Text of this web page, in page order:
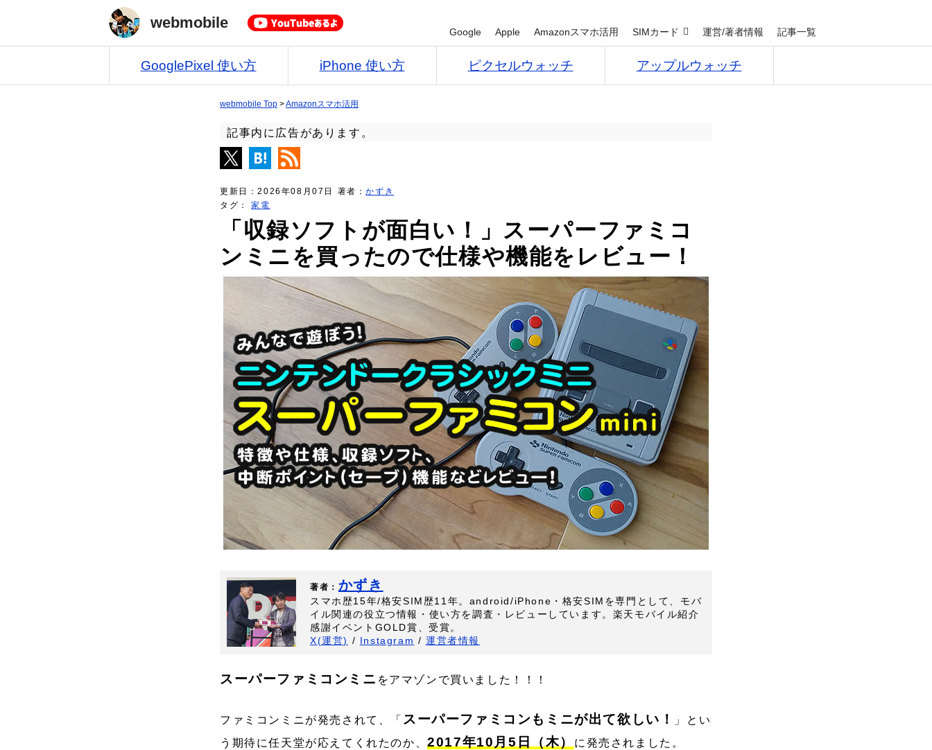
webmobile
Google Apple Amazonスマホ活用 SIMカード 運営/著者情報 記事一覧
GooglePixel 使い方 iPhone 使い方 ピクセルウォッチ アップルウォッチ
webmobile Top >Amazonスマホ活用
記事内に広告があります。
更新日：2026年08月07日 著者：かずき
タグ：家電
「収録ソフトが面白い！」スーパーファミコ
ンミニを買ったので仕様や機能をレビュー！
著者： かずき
スマホ歴15年/格安SIM歴11年。android/iPhone・格安SIMを専門として、モバ
イル関連の役立つ情報・使い方を調査・レビューしています。楽天モバイル紹介
感謝イベントGOLD賞、受賞。
X(運営) / Instagram /運営者情報
スーパーファミコンミニ をアマゾンで買いました！！！
ファミコンミニが発売されて、「 スーパーファミコンもミニが出て欲しい！
」とい
う期待に任天堂が応えてくれたのか、2017年10月5日（木） に発売されました。